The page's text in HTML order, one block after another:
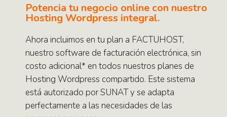
Potencia tu negocio online con nuestro
Hosting Wordpress integral.
Ahora incluimos en tu plan a FACTUHOST,
nuestro software de facturación electrónica, sin
costo adicional* en todos nuestros planes de
Hosting Wordpress compartido. Este sistema
está autorizado por SUNAT y se adapta
perfectamente a las necesidades de las